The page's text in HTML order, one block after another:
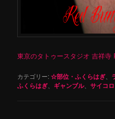
東京のタトゥースタジオ 吉祥寺
カテゴリー:☆部位・ふくらはぎ
ふくらはぎ ギャンブル、サイコロ